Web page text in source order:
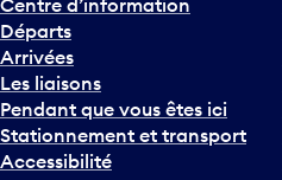
r
s
l
e
b
a
Centre d’information
Départs
Arrivées
Les liaisons
Pendant que vous êtes ici
Stationnement et transport
Accessibilité